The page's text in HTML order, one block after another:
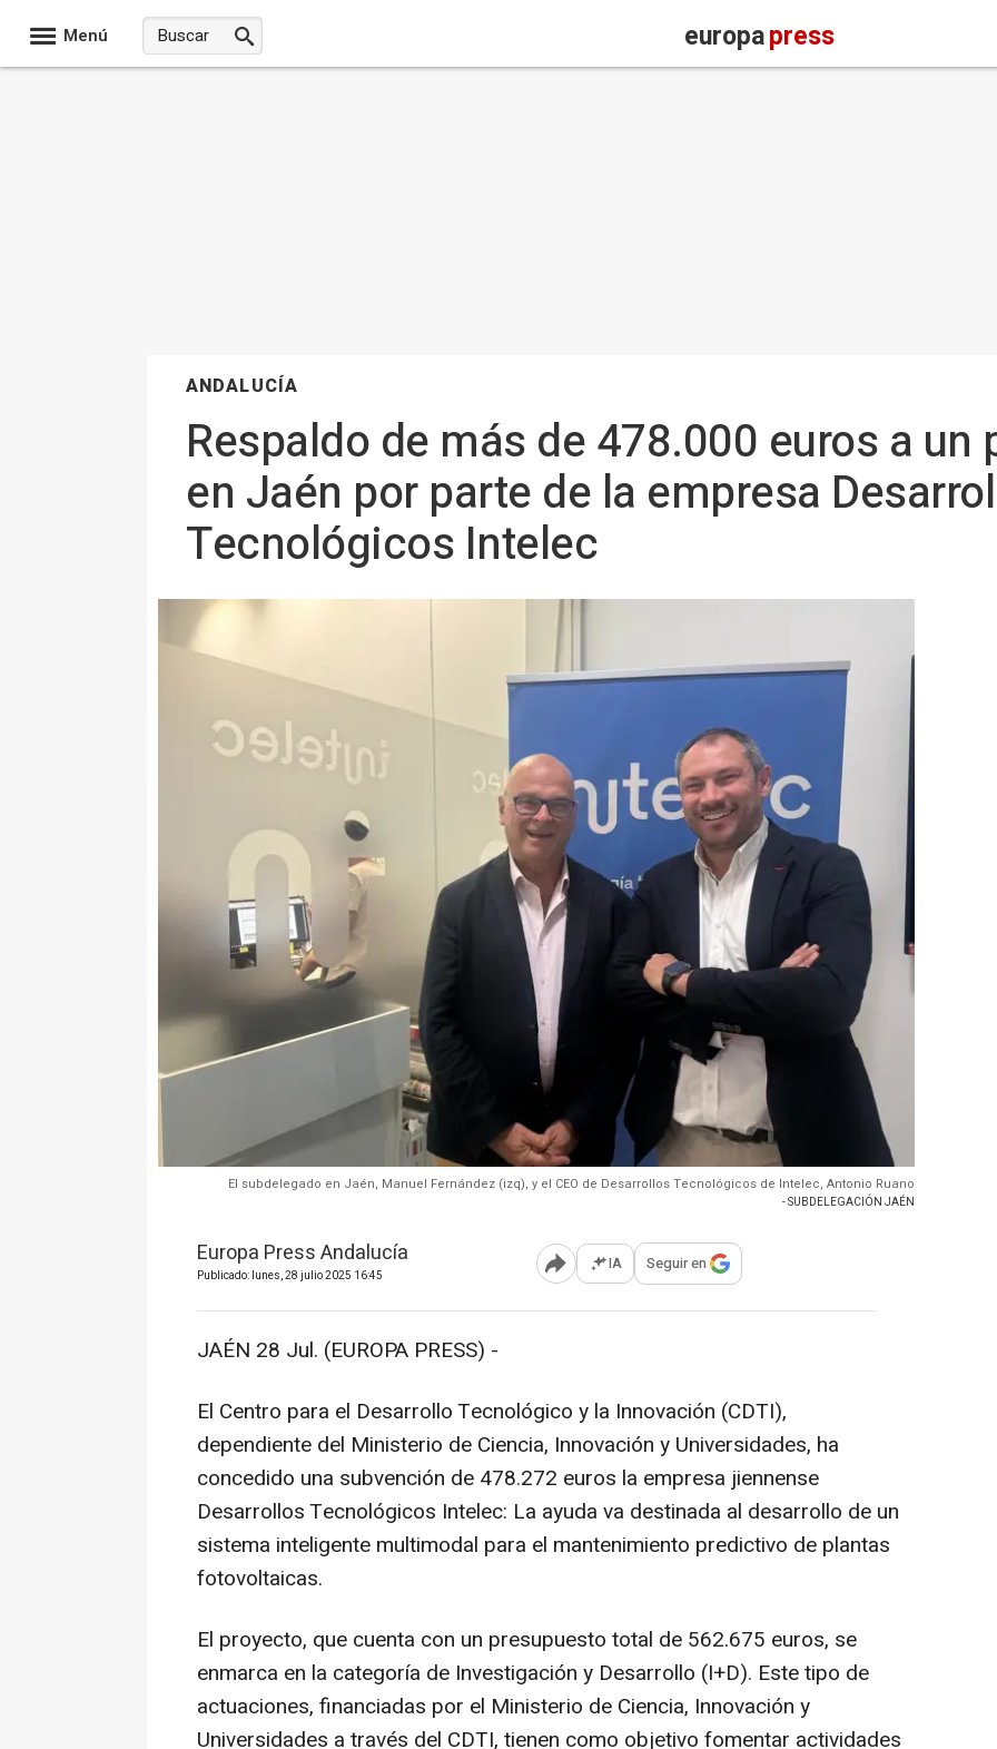
Menú europapress
ANDALUCÍA
Respaldo de más de 478.000 euros a un
en Jaén por parte de la empresa
Tecnológicos Intelec
El subdelegado en Jaén, Manuel Fernández (izq), y el CEO de Desarrollos Tecnológicos de Intelec, Antonio Ruano
- SUBDELEGACIÓN JAÉN
Europa Press Andalucía
Publicado: lunes, 28 julio 2025 16:45 Abrir opciones para compartir
IA Seguir en
JAÉN 28 Jul. (EUROPA PRESS) -
El Centro para el Desarrollo Tecnológico y la Innovación (CDTI),
dependiente del Ministerio de Ciencia, Innovación y Universidades, ha
concedido una subvención de 478.272 euros la empresa jiennense
Desarrollos Tecnológicos Intelec: La ayuda va destinada al desarrollo de un
sistema inteligente multimodal para el mantenimiento predictivo de plantas
fotovoltaicas.
El proyecto, que cuenta con un presupuesto total de 562.675 euros, se
enmarca en la categoría de Investigación y Desarrollo (I+D). Este tipo de
actuaciones, financiadas por el Ministerio de Ciencia, Innovación y
Universidades a través del CDTI, tienen como objetivo fomentar actividades